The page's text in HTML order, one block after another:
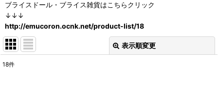
ブライスドール・ブライス雑貨はこちらクリック
↓↓↓
http://emucoron.ocnk.net/product-list/18
表示順変更
18件